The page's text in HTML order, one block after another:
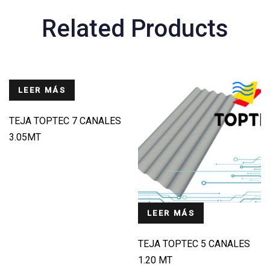
Related Products
LEER MÁS
TEJA TOPTEC 7 CANALES
3.05MT
LEER MÁS
TEJA TOPTEC 5 CANALES
1.20 MT